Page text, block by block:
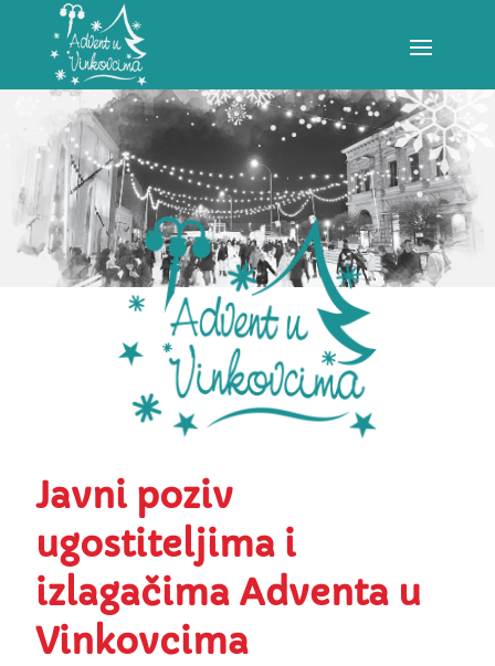
Javni poziv
ugostiteljima i
izlagačima Adventa u
Vinkovcima